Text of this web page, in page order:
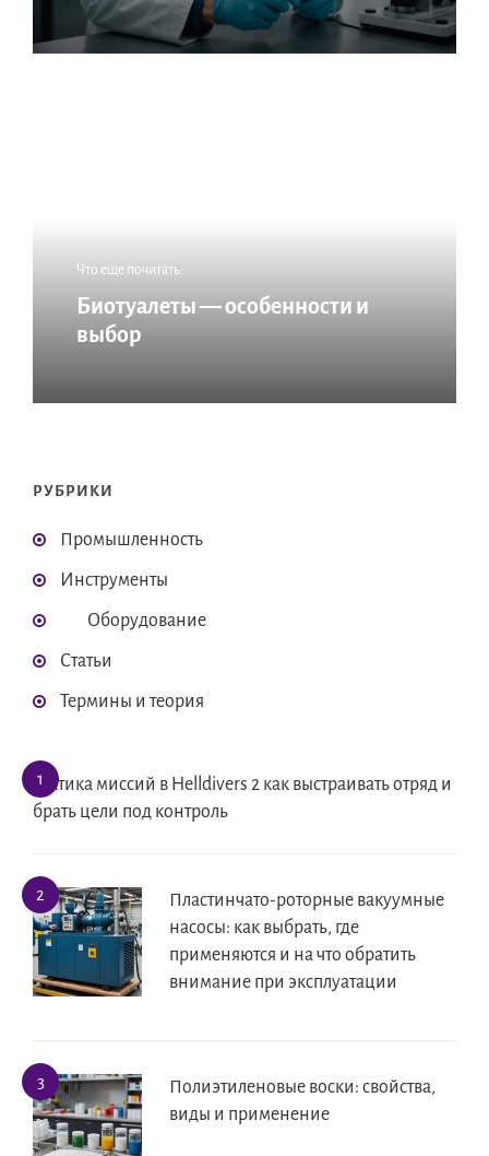
Что еще почитать:
Биотуалеты — особенности и
выбор
РУБРИКИ
Промышленность
Инструменты
Оборудование
Статьи
Термины и теория
Тактика миссий в Helldivers 2 как выстраивать отряд и
брать цели под контроль
Пластинчато-роторные вакуумные
насосы: как выбрать, где
применяются и на что обратить
внимание при эксплуатации
Полиэтиленовые воски: свойства,
виды и применение